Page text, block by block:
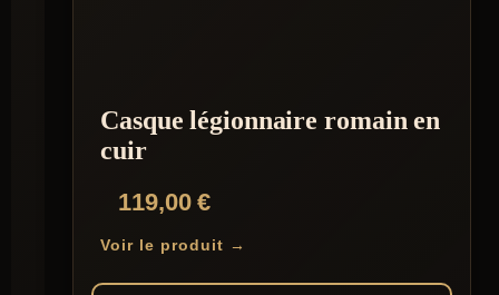
page
Casque légionnaire romain en
cuir
119,00€
Voir le produit →